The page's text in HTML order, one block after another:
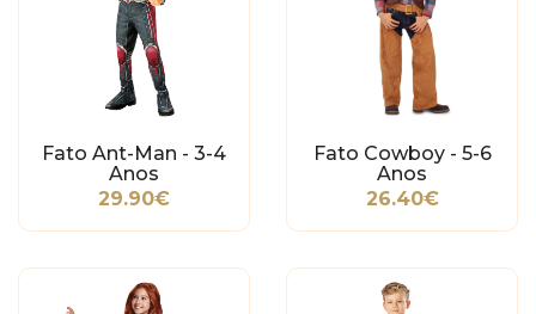
Fato Ant-Man - 3-4
Anos
29.90€
Fato Cowboy - 5-6
Anos
26.40€